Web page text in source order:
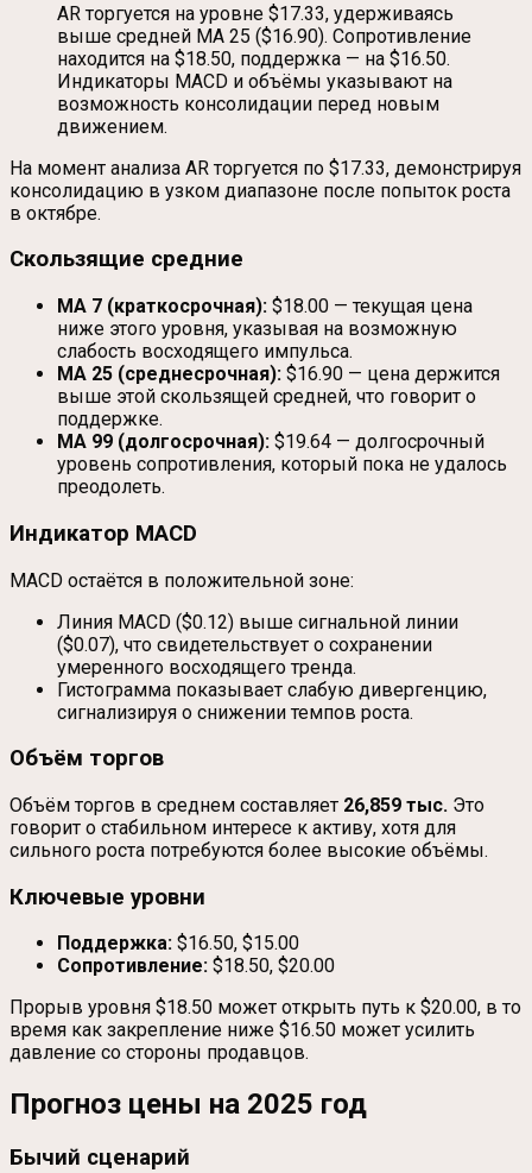
AR торгуется на уровне $17.33, удерживаясь
выше средней MA 25 ($16.90). Сопротивление
находится на $18.50, поддержка — на $16.50.
Индикаторы MACD и объёмы указывают на
возможность консолидации перед новым
движением.
На момент анализа AR торгуется по $17.33, демонстрируя
консолидацию в узком диапазоне после попыток роста
в октябре.
Скользящие средние
MA 7 (краткосрочная): $18.00 — текущая цена
ниже этого уровня, указывая на возможную
слабость восходящего импульса.
MA 25 (среднесрочная): $16.90 — цена держится
выше этой скользящей средней, что говорит о
поддержке.
MA 99 (долгосрочная): $19.64 — долгосрочный
уровень сопротивления, который пока не удалось
преодолеть.
Индикатор MACD
MACD остаётся в положительной зоне:
Линия MACD ($0.12) выше сигнальной линии
($0.07), что свидетельствует о сохранении
умеренного восходящего тренда.
Гистограмма показывает слабую дивергенцию,
сигнализируя о снижении темпов роста.
Объём торгов
Объём торгов в среднем составляет 26,859 тыс. Это
говорит о стабильном интересе к активу, хотя для
сильного роста потребуются более высокие объёмы.
Ключевые уровни
Поддержка: $16.50, $15.00
Сопротивление: $18.50, $20.00
Прорыв уровня $18.50 может открыть путь к $20.00, в то
время как закрепление ниже $16.50 может усилить
давление со стороны продавцов.
Прогноз цены на 2025 год
Бычий сценарий